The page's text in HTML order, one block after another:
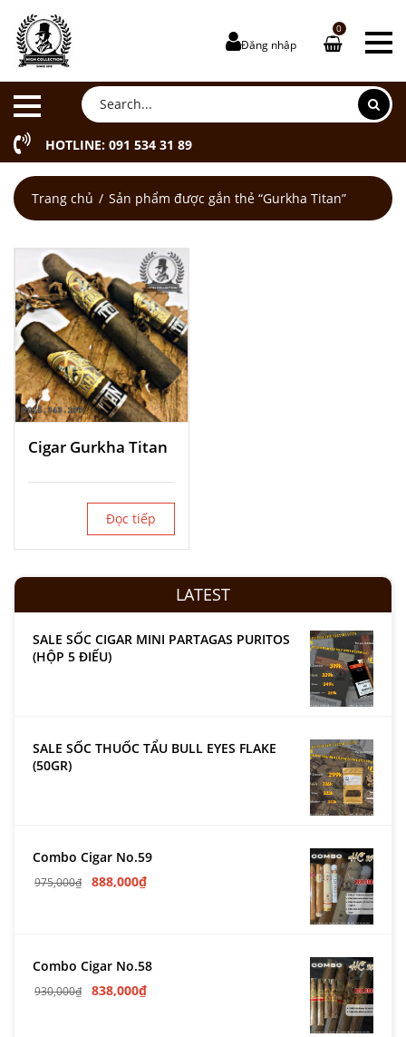
Đăng nhập
0
HOTLINE: 091 534 31 89
Trang chủ Sản phẩm được gắn thẻ “Gurkha Titan”
Cigar Gurkha Titan
Đọc tiếp
LATEST
SALE SỐC CIGAR MINI PARTAGAS PURITOS
(HỘP 5 ĐIẾU)
SALE SỐC THUỐC TẨU BULL EYES FLAKE
(50GR)
Combo Cigar No.59
975,000₫ 888,000₫
Combo Cigar No.58
930,000₫ 838,000₫